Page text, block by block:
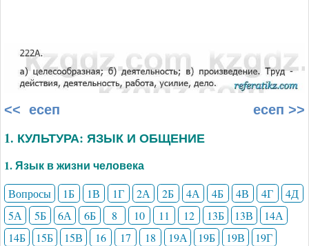
<< есеп есеп >>
1. КУЛЬТУРА: ЯЗЫК И ОБЩЕНИЕ
1. Язык в жизни человека
Вопросы 1Б 1В 1Г 2А 2Б 4А 4Б 4В 4Г
4Д
5А
5Б 6А 6Б 8 10 11 12 13Б 13В
14А
14Б
15Б 15В 16 17 18 19А 19Б 19В
19Г